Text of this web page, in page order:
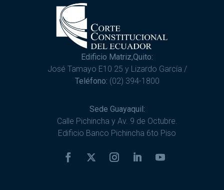
Edificio Matriz,Quito:
José Tamayo E10 25 y Lizardo García /
Teléfono: (02) 394-1800
Sede Guayaquil:
Calle Pichincha y Av. 9 de Octubre.
Edificio Banco Pichincha 6to Piso